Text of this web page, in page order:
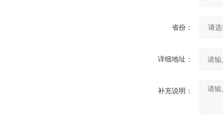
省份：
详细地址：
补充说明：